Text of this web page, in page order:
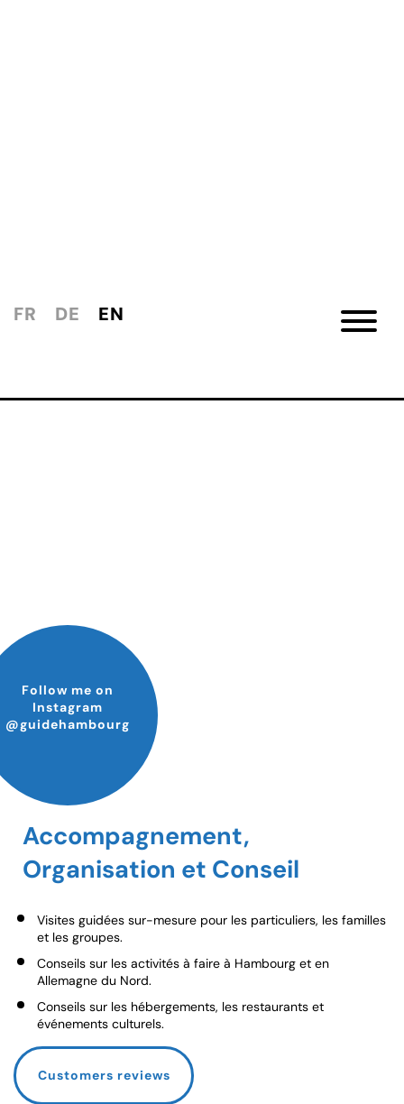
FR DE EN
Follow me on
Instagram
@guidehambourg
Accompagnement,
Organisation et Conseil
Visites guidées sur-mesure pour les particuliers, les familles
et les groupes.
Conseils sur les activités à faire à Hambourg et en
Allemagne du Nord.
Conseils sur les hébergements, les restaurants et
événements culturels.
Customers reviews